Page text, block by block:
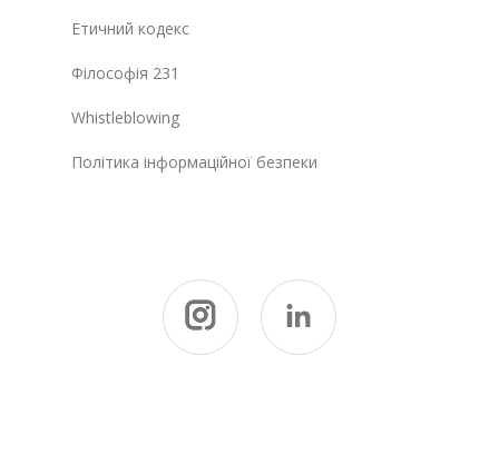
Етичний кодекс
Філософія 231
Whistleblowing
Політика інформаційної безпеки